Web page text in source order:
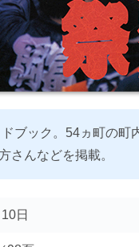
ブック。54ヵ町の町
さんなどを掲載。
日